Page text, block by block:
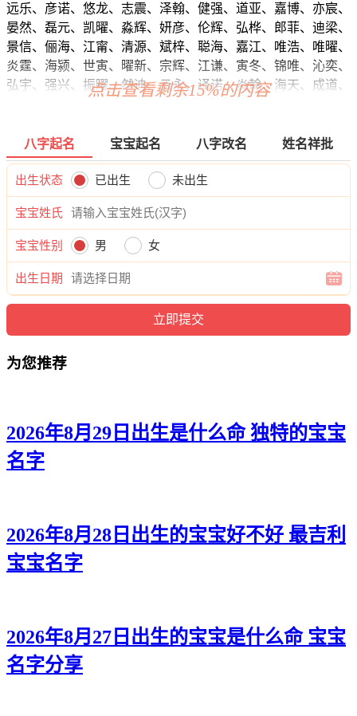
远乐、彦诺、悠龙、志震、泽翰、健强、道亚、嘉博、亦宸、
晏然、磊元、凯曜、淼辉、妍彦、伦辉、弘桦、郎菲、迪梁、
景信、俪海、江甯、清源、斌梓、聪海、嘉江、唯浩、唯曜、
炎霆、海颍、世寅、曜新、宗辉、江谦、寅冬、锦唯、沁奕、
弘宇、强兴、振曜、然迪、云永、译诺、炎翰、海天、成道、
瑾博、源金、洛辉、滢旻、郎道、义虹、翰曜、正宇、俊弘、
唯观、忠珞、然翰、耀俊、东尚、琦振、雄超、颜洺、宸彦、
郎璇、航东、元郎、洺正、曜熙、寅旭、云郎、洺威、卿龄、
海远、芷渝、辉泽、博道、梁琳、寅伦、潼源、正梁、洛迪、
翰弘、伦云、海朵、华辰、辉俊、渝甜、江云、迪浩、翰振、
弘豆、翰昊、渝曜、志晨、雷寅、恺洁、笑云、道影、寅昊、
帆凡、弘奕、柯康、江泉、道颜、义欣、弘睿、雅源、旻毅、
颜岚、俊啸、毅蒙、颜奕、卫弘、辉黛、泉廷、清弘、沛任。
点击查看剩余15%的内容
八字起名 宝宝起名 八字改名 姓名祥批
出生状态 已出生 未出生
宝宝姓氏
宝宝性别 男 女
出生日期
为您推荐
2026年8月29日出生是什么命 独特的宝宝
名字
2026年8月28日出生的宝宝好不好 最吉利
宝宝名字
2026年8月27日出生的宝宝是什么命 宝宝
名字分享